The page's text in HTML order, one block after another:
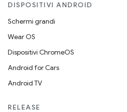
DISPOSITIVI ANDROID
Schermi grandi
Wear OS
Dispositivi ChromeOS
Android for Cars
Android TV
RELEASE